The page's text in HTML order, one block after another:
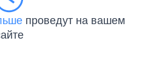
проведут на вашем